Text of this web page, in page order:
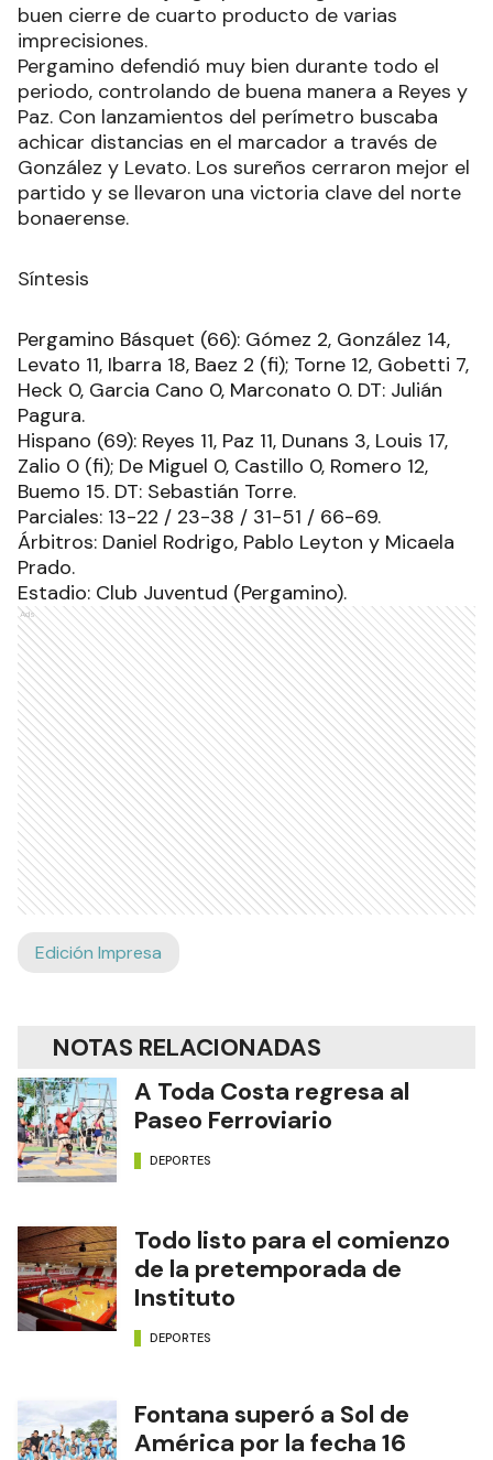
buen cierre de cuarto producto de varias
imprecisiones.
Pergamino defendió muy bien durante todo el
periodo, controlando de buena manera a Reyes y
Paz. Con lanzamientos del perímetro buscaba
achicar distancias en el marcador a través de
González y Levato. Los sureños cerraron mejor el
partido y se llevaron una victoria clave del norte
bonaerense.
Síntesis
Pergamino Básquet (66): Gómez 2, González 14,
Levato 11, Ibarra 18, Baez 2 (fi); Torne 12, Gobetti 7,
Heck 0, Garcia Cano 0, Marconato 0. DT: Julián
Pagura.
Hispano (69): Reyes 11, Paz 11, Dunans 3, Louis 17,
Zalio 0 (fi); De Miguel 0, Castillo 0, Romero 12,
Buemo 15. DT: Sebastián Torre.
Parciales: 13-22 / 23-38 / 31-51 / 66-69.
Árbitros: Daniel Rodrigo, Pablo Leyton y Micaela
Prado.
Estadio: Club Juventud (Pergamino).
Ads
Edición Impresa
NOTAS RELACIONADAS
A Toda Costa regresa al
Paseo Ferroviario
DEPORTES
Todo listo para el comienzo
de la pretemporada de
Instituto
DEPORTES
Fontana superó a Sol de
América por la fecha 16